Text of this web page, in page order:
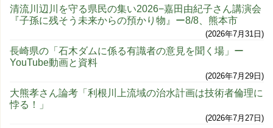
清流川辺川を守る県民の集い2026−嘉田由紀子さん講演会
『子孫に残そう未来からの預かり物』ー8/8、熊本市
2026年7月31日
長崎県の「石木ダムに係る有識者の意見を聞く場」ー
YouTube動画と資料
2026年7月29日
大熊孝さん論考「利根川上流域の治水計画は技術者倫理に
悖る！」
2026年7月27日